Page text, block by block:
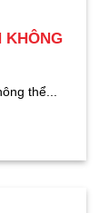
KHÔNG
thể...